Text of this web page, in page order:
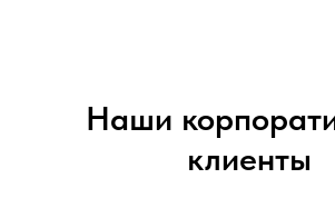
Наши
клиенты